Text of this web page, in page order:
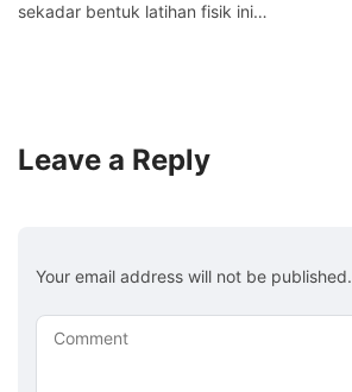
sekadar bentuk latihan fisik ini…
Leave a Reply
Your email address will not be published.
Comment